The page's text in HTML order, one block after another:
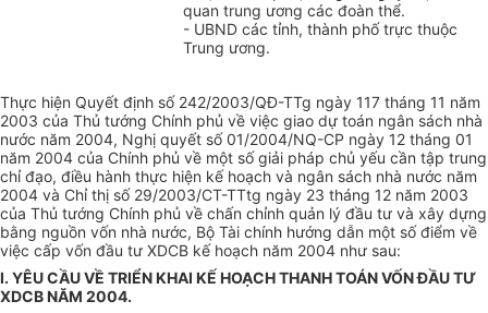
quan trung ương các đoàn thể.
- UBND các tỉnh, thành phố trực thuộc
Trung ương.
Thực hiện Quyết định số 242/2003/QĐ-TTg ngày 117 tháng 11 năm
2003 của Thủ tướng Chính phủ về việc giao dự toán ngân sách nhà
nước năm 2004, Nghị quyết số 01/2004/NQ-CP ngày 12 tháng 01
năm 2004 của Chính phủ về một số giải pháp chủ yếu cần tập trung
chỉ đạo, điều hành thực hiện kế hoạch và ngân sách nhà nước năm
2004 và Chỉ thị số 29/2003/CT-TTtg ngày 23 tháng 12 năm 2003
của Thủ tướng Chính phủ về chấn chỉnh quản lý đầu tư và xây dựng
bằng nguồn vốn nhà nước, Bộ Tài chính hướng dẫn một số điểm về
việc cấp vốn đầu tư XDCB kế hoạch năm 2004 như sau:
I. YÊU CẦU VỀ TRIỂN KHAI KẾ HOẠCH THANH TOÁN VỐN ĐẦU TƯ
XDCB NĂM 2004.